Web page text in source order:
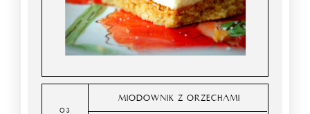
MIODOWNIK Z ORZECHAMI